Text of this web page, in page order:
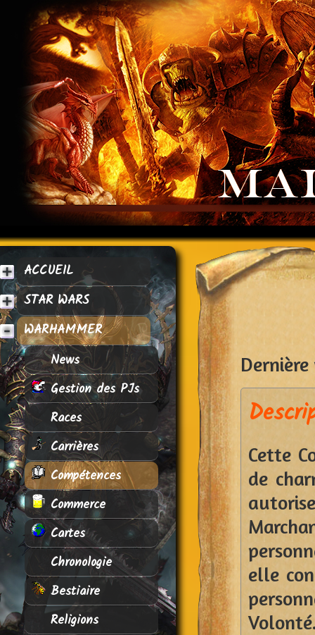
ACCUEIL
STAR WARS
WARHAMMER
News
Gestion des PJs
Races
Carrières
Compétences
Commerce
Cartes
Chronologie
Bestiaire
Religions
Cette
de
elle